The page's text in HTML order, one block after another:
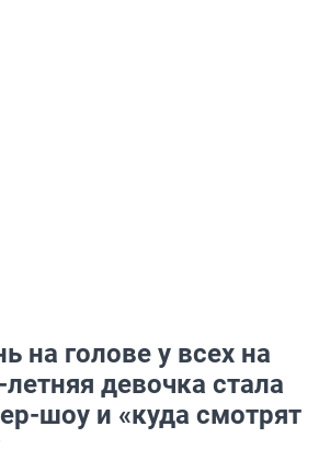
на голове у всех на
девочка стала
шоу и «куда смотрят